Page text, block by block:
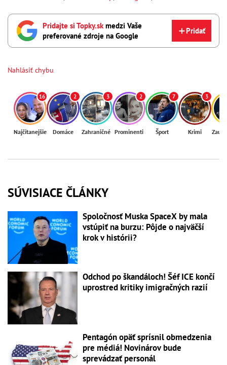
Pridajte si Topky.skmedzi Vaše
preferované zdroje na Google
Pridať
Nahlásiť chybu
16
Najčítanejšie
2
Domáce
3
Zahraničné
2
Prominenti
7
Šport
3
Krimi
SÚVISIACE ČLÁNKY
Spoločnosť Muska SpaceX by mala
vstúpiť na burzu: Pôjde o najväčší
krok v histórii?
Odchod po škandáloch! Šéf ICE končí
uprostred kritiky imigračných razií
Pentagón opäť sprísnil obmedzenia
pre médiá! Novinárov bude
sprevádzať personál